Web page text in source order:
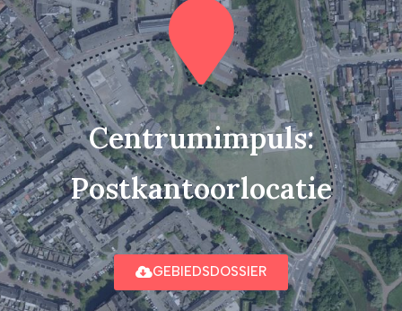
Centrumimpuls:
Postkantoorlocatie
GEBIEDSDOSSIER